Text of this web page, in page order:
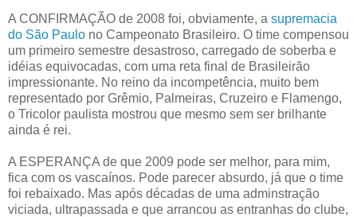
A CONFIRMAÇÃO de 2008 foi, obviamente, a supremacia
do São Paulo no Campeonato Brasileiro. O time compensou
um primeiro semestre desastroso, carregado de soberba e
idéias equivocadas, com uma reta final de Brasileirão
impressionante. No reino da incompetência, muito bem
representado por Grêmio, Palmeiras, Cruzeiro e Flamengo,
o Tricolor paulista mostrou que mesmo sem ser brilhante
ainda é rei.
A ESPERANÇA de que 2009 pode ser melhor, para mim,
fica com os vascaínos. Pode parecer absurdo, já que o time
foi rebaixado. Mas após décadas de uma adminstração
viciada, ultrapassada e que arrancou as entranhas do clube,